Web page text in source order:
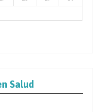
Salud